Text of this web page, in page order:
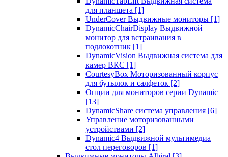
для планшета [1]
UnderCover Выдвижные мониторы [1]
DynamicChairDisplay Выдвижной
монитор для встраивания в
подлокотник [1]
DynamicVision Выдвижная система для
камер ВКС [1]
CourtesyBox Моторизованный корпус
для бутылок и салфеток [2]
Опции для мониторов серии Dynamic
[13]
DynamicShare система управления [6]
Управление моторизованными
устройствами [2]
Dynamic4 Выдвижной мультимедиа
стол переговоров [1]